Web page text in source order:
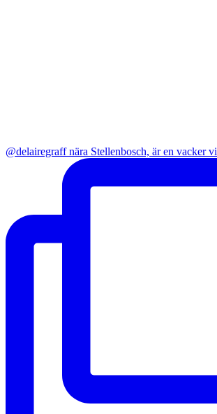
@delairegraff nära Stellenbosch, är en vacker vi